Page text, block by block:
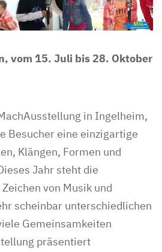
vom 15. Juli bis 28. Oktober
in Ingelheim,
Besucher eine einzigartige
Klängen, Formen und
Jahr steht die
von Musik und
scheinbar unterschiedlichen
Gemeinsamkeiten
präsentiert